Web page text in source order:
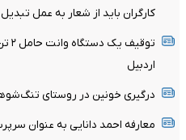
کارگران باید از شعار به عمل
اردبیل
درگیری خونین در روستای
معارفه احمد دانایی به عنوان